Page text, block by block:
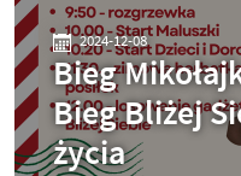
2024-12-08
Bieg
Bieg Bliżej
życia